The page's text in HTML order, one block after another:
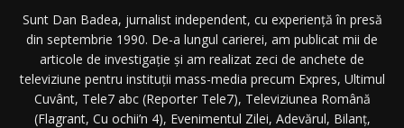
Sunt Dan Badea, jurnalist independent, cu experiență în presă
din septembrie 1990. De-a lungul carierei, am publicat mii de
articole de investigație și am realizat zeci de anchete de
televiziune pentru instituții mass-media precum Expres, Ultimul
Cuvânt, Tele7 abc (Reporter Tele7), Televiziunea Română
(Flagrant, Cu ochii’n 4), Evenimentul Zilei, Adevărul, Bilanț,